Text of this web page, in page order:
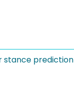
stance prediction